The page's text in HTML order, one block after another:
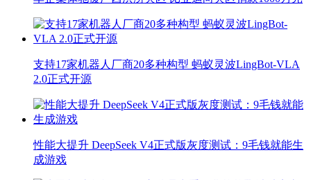
支持17家机器人厂商20多种构型 蚂蚁灵波LingBot-VLA
2.0正式开源
性能大提升 DeepSeek V4正式版灰度测试：9毛钱就能生
成游戏